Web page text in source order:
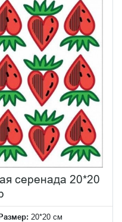
серенада 20*20
20*20 см